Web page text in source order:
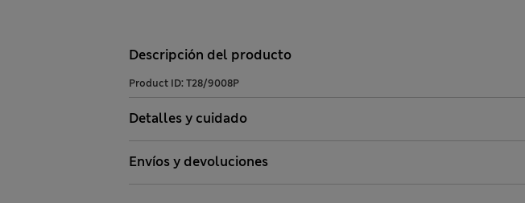
Descripción del producto
Product ID: T28/9008P
Detalles y cuidado
Envíos y devoluciones